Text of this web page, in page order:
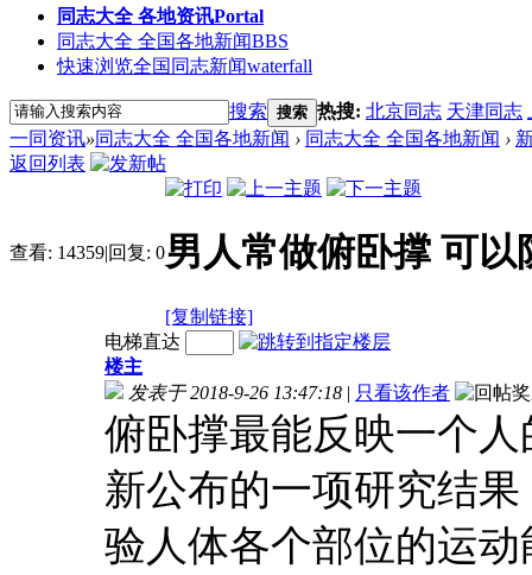
同志大全 各地资讯Portal
同志大全 全国各地新闻BBS
快速浏览全国同志新闻waterfall
搜索 搜索 热搜: 北京同志 天津同志
一同资讯»同志大全 全国各地新闻 › 同志大全 全国各地新闻 ›
返回列表
查看: 14359|回复: 0男人常做俯卧撑 可以
[复制链接]
电梯直达
楼主
发表于 2018-9-26 13:47:18 | 只看该作者
俯卧撑最能反映一个
新公布的一项研究结
验人体各个部位的运